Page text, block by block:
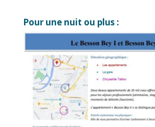
Pour une nuit ou plus :